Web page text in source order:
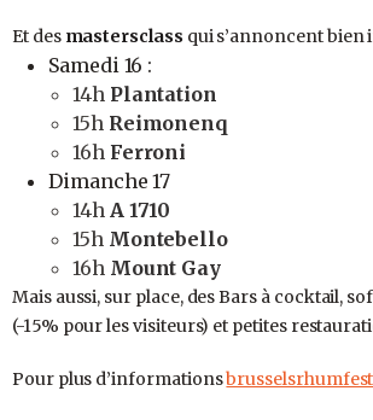
Et des mastersclass qui s’annoncent bien
Samedi 16 :
14h Plantation
15h Reimonenq
16h Ferroni
Dimanche 17
14h A 1710
15h Montebello
16h Mount Gay
Mais aussi, sur place, des Bars à cocktail,
(-15% pour les visiteurs) et petites
Pour plus d’informations